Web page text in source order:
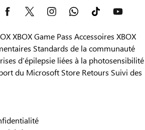
XBOX Game Pass Accessoires XBOX
Standards de la communauté
d’épilepsie liées à la photosensibilité
du Microsoft Store Retours Suivi des